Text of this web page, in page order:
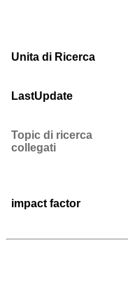
Unita di Ricerca
LastUpdate
Topic di ricerca
collegati
impact factor